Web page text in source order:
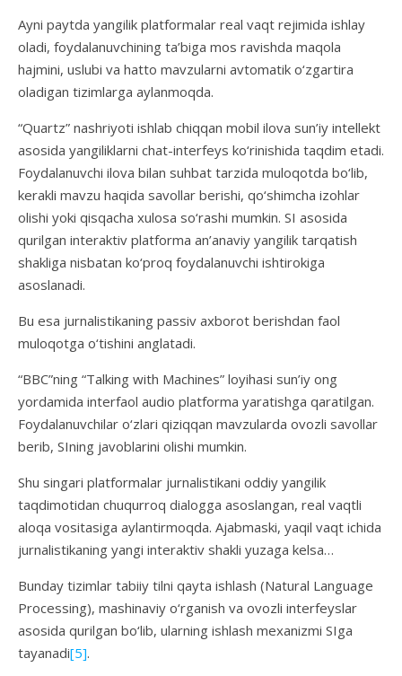
Ayni paytda yangilik platformalar real vaqt rejimida ishlay
oladi, foydalanuvchining ta’biga mos ravishda maqola
hajmini, uslubi va hatto mavzularni avtomatik o‘zgartira
oladigan tizimlarga aylanmoqda.
“Quartz” nashriyoti ishlab chiqqan mobil ilova sun’iy intellekt
asosida yangiliklarni chat-interfeys ko‘rinishida taqdim etadi.
Foydalanuvchi ilova bilan suhbat tarzida muloqotda bo‘lib,
kerakli mavzu haqida savollar berishi, qo‘shimcha izohlar
olishi yoki qisqacha xulosa so‘rashi mumkin. SI asosida
qurilgan interaktiv platforma an’anaviy yangilik tarqatish
shakliga nisbatan ko‘proq foydalanuvchi ishtirokiga
asoslanadi.
Bu esa jurnalistikaning passiv axborot berishdan faol
muloqotga o‘tishini anglatadi.
“BBC”ning “Talking with Machines” loyihasi sun’iy ong
yordamida interfaol audio platforma yaratishga qaratilgan.
Foydalanuvchilar o‘zlari qiziqqan mavzularda ovozli savollar
berib, SIning javoblarini olishi mumkin.
Shu singari platformalar jurnalistikani oddiy yangilik
taqdimotidan chuqurroq dialogga asoslangan, real vaqtli
aloqa vositasiga aylantirmoqda. Ajabmaski, yaqil vaqt ichida
jurnalistikaning yangi interaktiv shakli yuzaga kelsa…
Bunday tizimlar tabiiy tilni qayta ishlash (Natural Language
Processing), mashinaviy o‘rganish va ovozli interfeyslar
asosida qurilgan bo‘lib, ularning ishlash mexanizmi SIga
tayanadi[5].